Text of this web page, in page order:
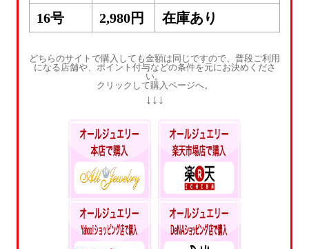
16号
2,980円 在庫あり
どちらのサイトで購入しても金額は同じですので、普段ご利用
になる店舗や、ポイント付与などの条件を元にお決めくださ
い。
クリックして購入ページへ。
↓↓↓
本店ポイントいつで
も5%還元
楽天ポイントが貯ま
る・使える